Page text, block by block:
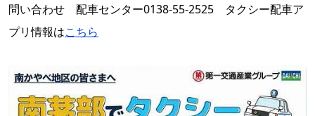
問い合わせ 配車センター0138-55-2525 タクシー配車ア
プリ情報はこちら